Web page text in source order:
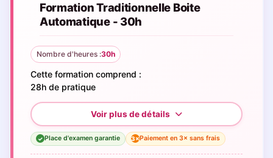
Formation Traditionnelle Boite
Automatique - 30h
Nombre d'heures :30h
Cette formation comprend :
28h de pratique
✓ Place d'examen garantie 3×Paiement en 3× sans frais